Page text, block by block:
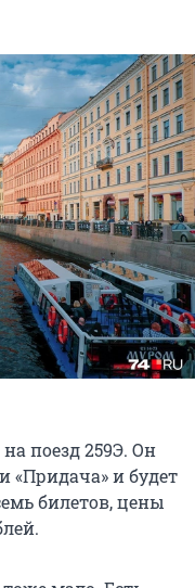
поезд 259Э. Он
«Придача» и будет
билетов, цены